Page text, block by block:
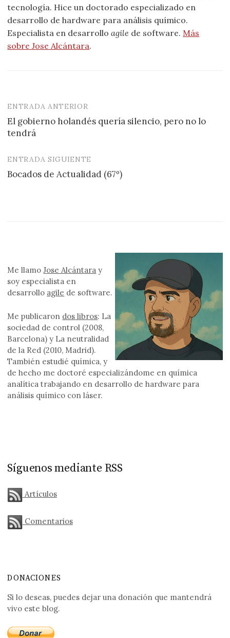
tecnología. Hice un doctorado especializado en
desarrollo de hardware para análisis químico.
Especialista en desarrolloagile de software. Más
sobre Jose Alcántara.
Navegación
de
ENTRADA ANTERIOR
El gobierno holandés quería silencio, pero no lo
tendrá
ENTRADA SIGUIENTE
Bocados de Actualidad (67º)
Me llamoJose Alcántara y
soy especialista en
desarrollo agile de software.
Me publicaron dos libros: La
sociedad de control (2008,
Barcelona) y La neutralidad
de la Red (2010, Madrid).
También estudié química, y
de hecho me doctoré especializándome en química
analítica trabajando en desarrollo de hardware para
análisis químico con láser.
Síguenos mediante RSS
Artículos
Comentarios
DONACIONES
Si lo deseas, puedes dejar una donación que mantendrá
vivo este blog.